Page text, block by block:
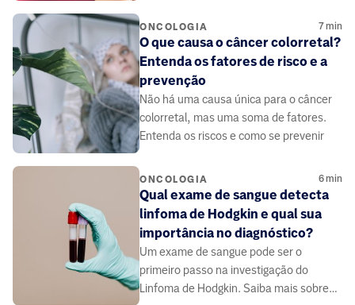
ONCOLOGIA 7min
O que causa o câncer colorretal?
Entenda os fatores de risco e a
prevenção
Não há uma causa única para o câncer
colorretal, mas uma soma de fatores.
Entenda os riscos e como se prevenir
ONCOLOGIA 6min
Qual exame de sangue detecta
linfoma de Hodgkin e qual sua
importância no diagnóstico?
Um exame de sangue pode ser o
primeiro passo na investigação do
Linfoma de Hodgkin. Saiba mais sobre